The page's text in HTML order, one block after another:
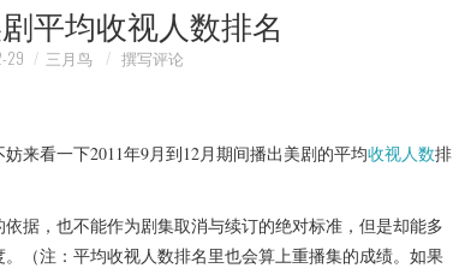
剧平均收视人数排名
29 三月鸟 撰写评论
来看一下2011年9月到12月期间播出美剧的平均收视人数排
据，也不能作为剧集取消与续订的绝对标准，但是却能多
（注：平均收视人数排名里也会算上重播集的成绩。如果